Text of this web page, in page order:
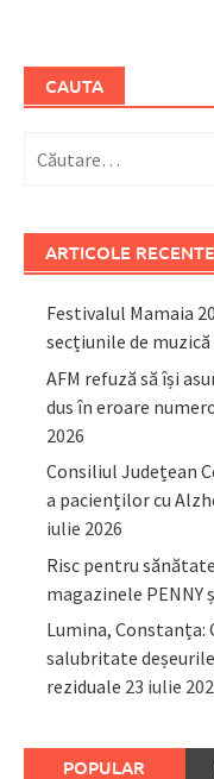
CAUTA
după:
ARTICOLE RECENTE
Festivalul Mamaia
secțiunile de
AFM refuză să își
dus în eroare
2026
Consiliul Județean
a pacienților cu
iulie 2026
Risc pentru
magazinele PENNY
Lumina, Constanța:
salubritate
reziduale 23 iulie
POPULAR